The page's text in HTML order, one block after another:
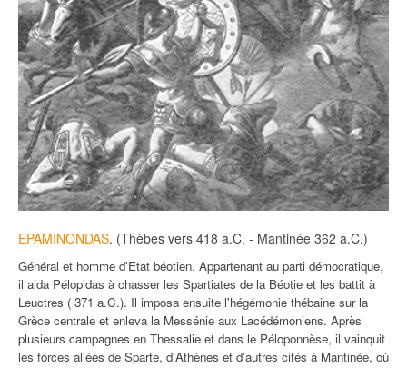
EPAMINONDAS. (Thèbes vers 418 a.C. - Mantinée 362 a.C.)
Général et homme d'Etat béotien. Appartenant au parti démocratique,
il aida Pélopidas à chasser les Spartiates de la Béotie et les battit à
Leuctres ( 371 a.C.). Il imposa ensuite l'hégémonie thébaine sur la
Grèce centrale et enleva la Messénie aux Lacédémoniens. Après
plusieurs campagnes en Thessalie et dans le Péloponnèse, il vainquit
les forces allées de Sparte, d'Athènes et d'autres cités à Mantinée, où